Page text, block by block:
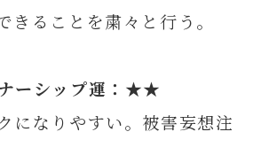
きることを粛々と行う。
ーシップ運：★★
になりやすい。被害妄想注